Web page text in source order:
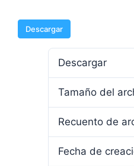
Descargar
Descargar
Tamaño del
Recuento de
Fecha de